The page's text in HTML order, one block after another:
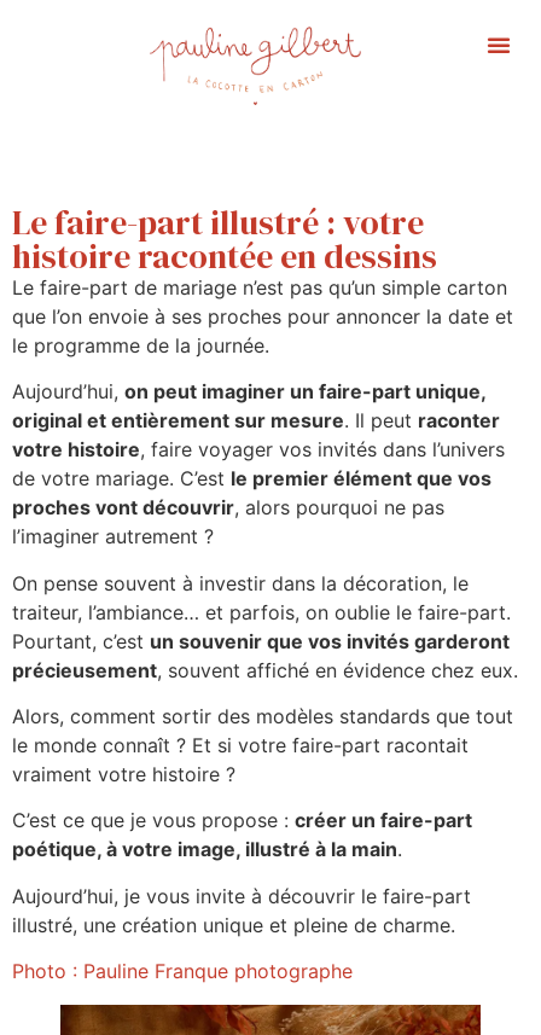
Le faire-part illustré : votre
histoire racontée en dessins
Le faire-part de mariage n’est pas qu’un simple carton
que l’on envoie à ses proches pour annoncer la date et
le programme de la journée.
Aujourd’hui, on peut imaginer un faire-part unique,
original et entièrement sur mesure. Il peut raconter
votre histoire, faire voyager vos invités dans l’univers
de votre mariage. C’est le premier élément que vos
proches vont découvrir, alors pourquoi ne pas
l’imaginer autrement ?
On pense souvent à investir dans la décoration, le
traiteur, l’ambiance… et parfois, on oublie le faire-part.
Pourtant, c’est un souvenir que vos invités garderont
précieusement, souvent affiché en évidence chez eux.
Alors, comment sortir des modèles standards que tout
le monde connaît ? Et si votre faire-part racontait
vraiment votre histoire ?
C’est ce que je vous propose : créer un faire-part
poétique, à votre image, illustré à la main.
Aujourd’hui, je vous invite à découvrir le faire-part
illustré, une création unique et pleine de charme.
Photo : Pauline Franque photographe